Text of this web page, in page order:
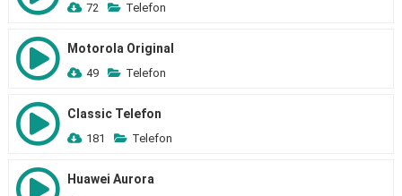
72 Telefon
Motorola Original
49 Telefon
Classic Telefon
181 Telefon
Huawei Aurora